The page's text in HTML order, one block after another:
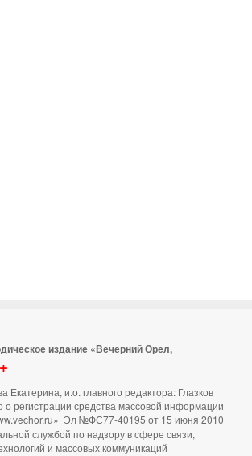
издание «Вечерний Орел,
Екатерина, и.о. главного редактора: Глазков
о регистрации средства массовой информации
Эл №ФС77-40195 от 15 июня 2010
службой по надзору в сфере связи,
и массовых коммуникаций